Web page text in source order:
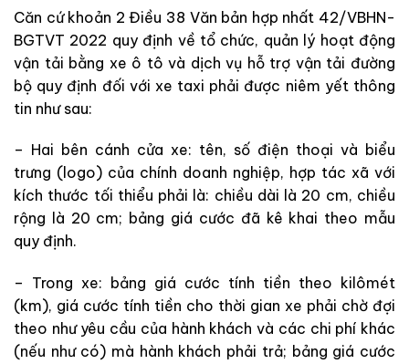
Căn cứ khoản 2 Điều 38 Văn bản hợp nhất 42/VBHN-
BGTVT 2022 quy định về tổ chức, quản lý hoạt động
vận tải bằng xe ô tô và dịch vụ hỗ trợ vận tải đường
bộ quy định đối với xe taxi phải được niêm yết thông
tin như sau:
– Hai bên cánh cửa xe: tên, số điện thoại và biểu
trưng (logo) của chính doanh nghiệp, hợp tác xã với
kích thước tối thiểu phải là: chiều dài là 20 cm, chiều
rộng là 20 cm; bảng giá cước đã kê khai theo mẫu
quy định.
– Trong xe: bảng giá cước tính tiền theo kilômét
(km), giá cước tính tiền cho thời gian xe phải chờ đợi
theo như yêu cầu của hành khách và các chi phí khác
(nếu như có) mà hành khách phải trả; bảng giá cước